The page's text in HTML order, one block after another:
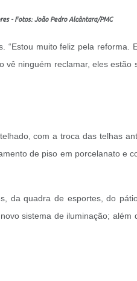
- Fotos: João Pedro Alcântara/PMC
muito feliz pela reforma.
ninguém reclamar, eles estão
⁠com a troca das telhas
de piso em porcelanato e
da quadra de esportes, ⁠do
sistema de iluminação; ⁠além